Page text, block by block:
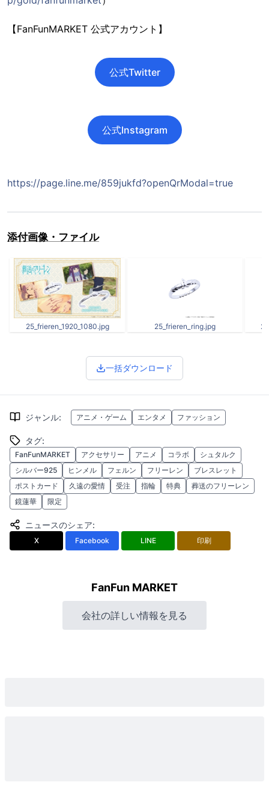
【FanFunMARKET 公式アカウント】
公式Twitter
公式Instagram
https://page.line.me/859jukfd?openQrModal=true
添付画像・ファイル
25_frieren_1920_1080.jpg 25_frieren_ring.jpg
一括ダウンロード
ジャンル: アニメ・ゲーム エンタメ ファッション
タグ:
FanFunMARKET アクセサリー アニメ コラボ
シュタルク
シルバー925
ヒンメル フェルン フリーレン
ブレスレット
ポストカード
久遠の愛情 受注 指輪 特典
葬送のフリーレン
鏡蓮華
限定
ニュースのシェア:
X Facebook LINE 印刷
FanFun MARKET
会社の詳しい情報を見る